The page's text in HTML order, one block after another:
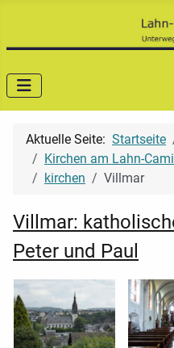
Aktuelle Seite: Startseite
Kirchen am Lahn-
kirchen
Villmar
Villmar:
Peter und Paul